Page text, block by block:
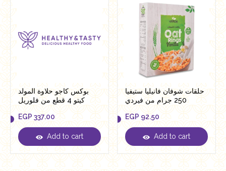
بوكس كاجو حلاوة المولد
كيتو 4 قطع من فلوريل
EGP 337.00
EGP 337.00
Add to cart
حلقات شوفان فانيليا ستيفيا
250 جرام من فيردي
EGP 92.50
EGP 92.50
Add to cart